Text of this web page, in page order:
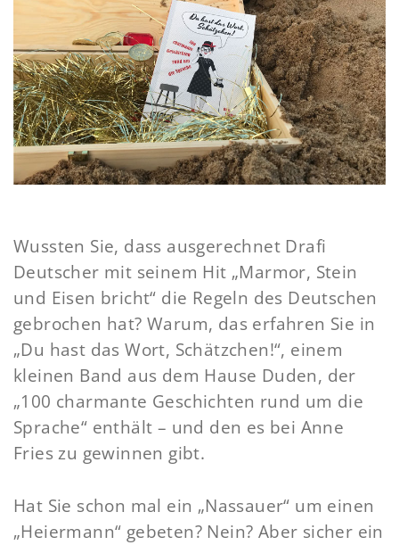
Wussten Sie, dass ausgerechnet Drafi
Deutscher mit seinem Hit „Marmor, Stein
und Eisen bricht“ die Regeln des Deutschen
gebrochen hat? Warum, das erfahren Sie in
„Du hast das Wort, Schätzchen!“, einem
kleinen Band aus dem Hause Duden, der
„100 charmante Geschichten rund um die
Sprache“ enthält – und den es bei Anne
Fries zu gewinnen gibt.
Hat Sie schon mal ein „Nassauer“ um einen
„Heiermann“ gebeten? Nein? Aber sicher ein